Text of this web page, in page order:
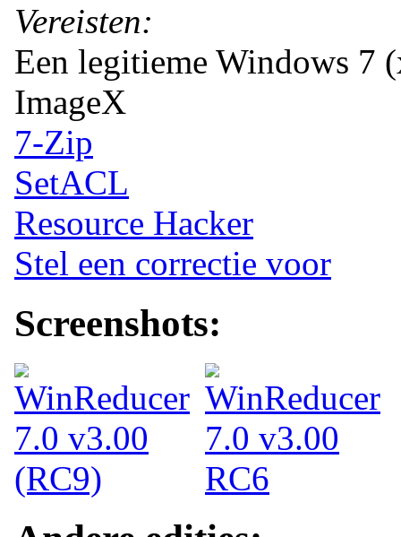
Vereisten:
Een legitieme Windows 7
ImageX
7-Zip
SetACL
Resource Hacker
Stel een correctie voor
Screenshots: